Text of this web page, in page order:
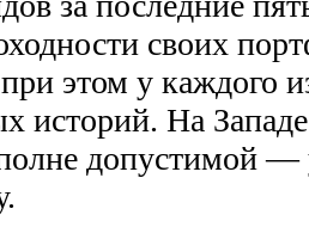
своих
этом у каждого
историй. На
допустимой